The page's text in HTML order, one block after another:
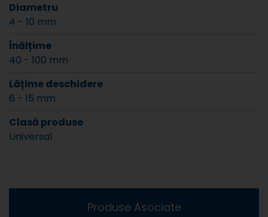
Diametru
4 - 10 mm
Înălțime
40 - 100 mm
Lățime deschidere
6 - 15 mm
Clasă produse
Universal
Produse Asociate